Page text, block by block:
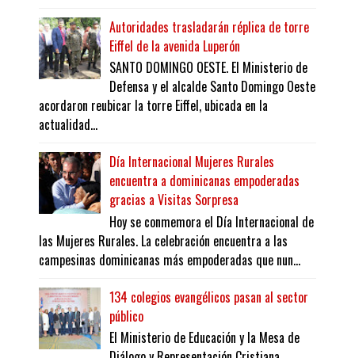
Autoridades trasladarán réplica de torre
Eiffel de la avenida Luperón
SANTO DOMINGO OESTE. El Ministerio de
Defensa y el alcalde Santo Domingo Oeste
acordaron reubicar la torre Eiffel, ubicada en la
actualidad...
Día Internacional Mujeres Rurales
encuentra a dominicanas empoderadas
gracias a Visitas Sorpresa
Hoy se conmemora el Día Internacional de
las Mujeres Rurales. La celebración encuentra a las
campesinas dominicanas más empoderadas que nun...
134 colegios evangélicos pasan al sector
público
El Ministerio de Educación y la Mesa de